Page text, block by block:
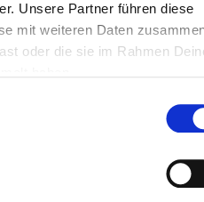
Unsere Partner führen diese
mit weiteren Daten
oder die sie im Rahmen
DÉMARRAGE
FACILE